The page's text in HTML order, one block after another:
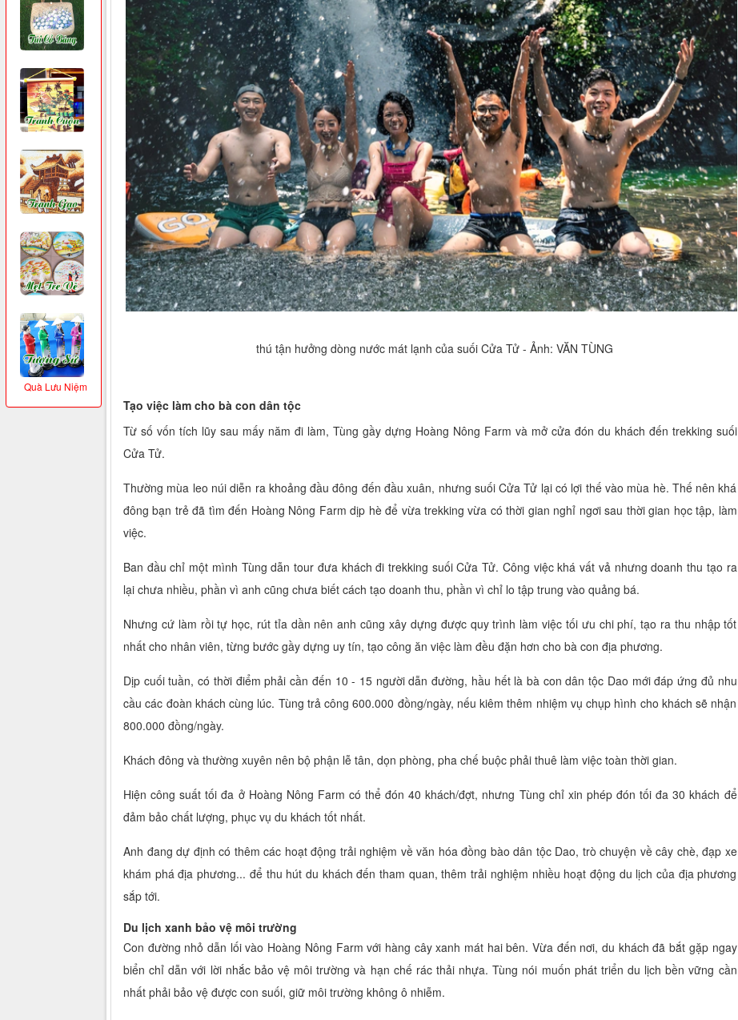
thú tận hưởng dòng nước mát lạnh của suối Cửa Tử - Ảnh: VĂN TÙNG
Tạo việc làm cho bà con dân tộc
Từ số vốn tích lũy sau mấy năm đi làm, Tùng gầy dựng Hoàng Nông Farm và mở cửa đón du khách đến trekking suối
Cửa Tử.
Thường mùa leo núi diễn ra khoảng đầu đông đến đầu xuân, nhưng suối Cửa Tử lại có lợi thế vào mùa hè. Thế nên khá
đông bạn trẻ đã tìm đến Hoàng Nông Farm dịp hè để vừa trekking vừa có thời gian nghỉ ngơi sau thời gian học tập, làm
việc.
Ban đầu chỉ một mình Tùng dẫn tour đưa khách đi trekking suối Cửa Tử. Công việc khá vất vả nhưng doanh thu tạo ra
lại chưa nhiều, phần vì anh cũng chưa biết cách tạo doanh thu, phần vì chỉ lo tập trung vào quảng bá.
Nhưng cứ làm rồi tự học, rút tỉa dần nên anh cũng xây dựng được quy trình làm việc tối ưu chi phí, tạo ra thu nhập tốt
nhất cho nhân viên, từng bước gầy dựng uy tín, tạo công ăn việc làm đều đặn hơn cho bà con địa phương.
Dịp cuối tuần, có thời điểm phải cần đến 10 - 15 người dẫn đường, hầu hết là bà con dân tộc Dao mới đáp ứng đủ nhu
cầu các đoàn khách cùng lúc. Tùng trả công 600.000 đồng/ngày, nếu kiêm thêm nhiệm vụ chụp hình cho khách sẽ nhận
800.000 đồng/ngày.
Khách đông và thường xuyên nên bộ phận lễ tân, dọn phòng, pha chế buộc phải thuê làm việc toàn thời gian.
Hiện công suất tối đa ở Hoàng Nông Farm có thể đón 40 khách/đợt, nhưng Tùng chỉ xin phép đón tối đa 30 khách để
đảm bảo chất lượng, phục vụ du khách tốt nhất.
Anh đang dự định có thêm các hoạt động trải nghiệm về văn hóa đồng bào dân tộc Dao, trò chuyện về cây chè, đạp xe
khám phá địa phương... để thu hút du khách đến tham quan, thêm trải nghiệm nhiều hoạt động du lịch của địa phương
sắp tới.
Du lịch xanh bảo vệ môi trường
Con đường nhỏ dẫn lối vào Hoàng Nông Farm với hàng cây xanh mát hai bên. Vừa đến nơi, du khách đã bắt gặp ngay
biển chỉ dẫn với lời nhắc bảo vệ môi trường và hạn chế rác thải nhựa. Tùng nói muốn phát triển du lịch bền vững cần
nhất phải bảo vệ được con suối, giữ môi trường không ô nhiễm.
Quà Lưu Niệm